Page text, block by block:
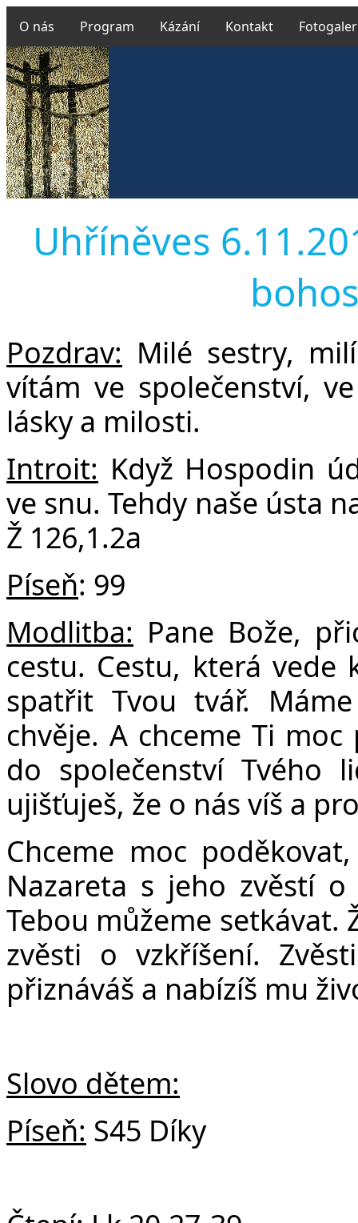
O nás Program Kázání Kontakt
Uhříněves
Pozdrav: Milé sestry,
vítám ve společenství,
lásky a milosti.
Introit: Když Hospodin
ve snu. Tehdy naše ústa
Ž 126,1.2a
Píseň: 99
Modlitba: Pane Bože,
cestu. Cestu, která vede
spatřit Tvou tvář.
chvěje. A chceme Ti
do společenství Tvého
ujišťuješ, že o nás víš a
Chceme moc
Nazareta s jeho zvěstí
Tebou můžeme setkávat.
zvěsti o vzkříšení.
přiznáváš a nabízíš mu
Slovo dětem:
Píseň: S45 Díky